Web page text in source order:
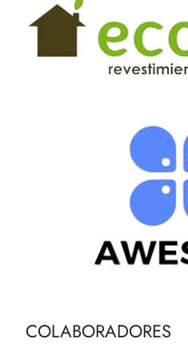
COLABORADORES